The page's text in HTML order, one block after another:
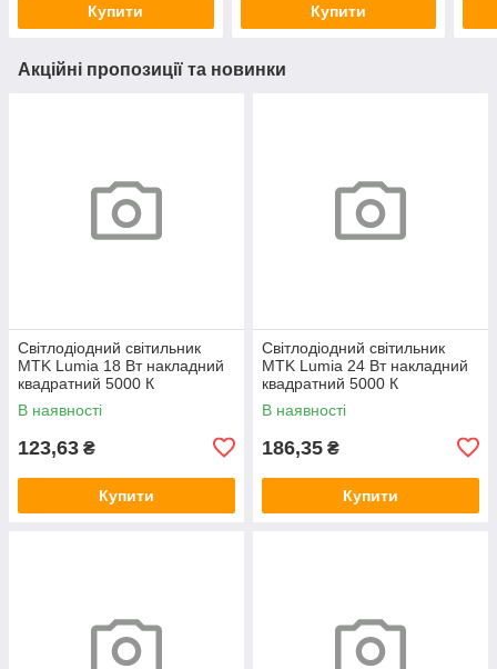
Купити Купити
Акційні пропозиції та новинки
Світлодіодний світильник
MTK Lumia 18 Вт накладний
квадратний 5000 К
В наявності
123,63 ₴
Купити
Світлодіодний світильник
MTK Lumia 24 Вт накладний
квадратний 5000 К
В наявності
186,35 ₴
Купити